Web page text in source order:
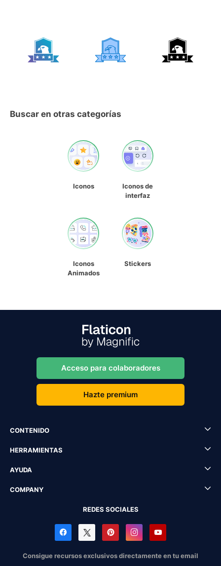
Buscar en otras categorías
Iconos
Iconos de
interfaz
Iconos
Animados
Stickers
Acceso para colaboradores
Hazte premium
CONTENIDO
HERRAMIENTAS
AYUDA
COMPANY
REDES SOCIALES
Consigue recursos exclusivos directamente en tu email